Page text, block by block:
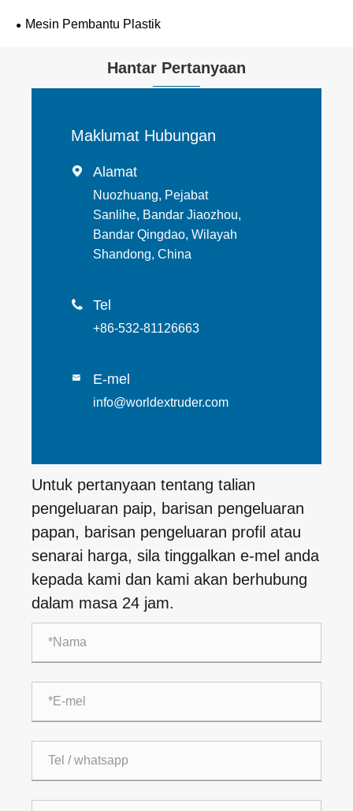
Mesin Pembantu Plastik
Hantar Pertanyaan
Maklumat Hubungan
 Alamat
Nuozhuang, Pejabat
Sanlihe, Bandar Jiaozhou,
Bandar Qingdao, Wilayah
Shandong, China
 Tel
+86-532-81126663
 E-mel
info@worldextruder.com
Untuk pertanyaan tentang talian
pengeluaran paip, barisan pengeluaran
papan, barisan pengeluaran profil atau
senarai harga, sila tinggalkan e-mel anda
kepada kami dan kami akan berhubung
dalam masa 24 jam.